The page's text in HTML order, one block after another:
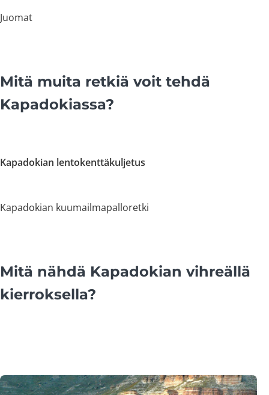
Juomat
Mitä muita retkiä voit tehdä
Kapadokiassa?
Kapadokian lentokenttäkuljetus
Kapadokian kuumailmapalloretki
Mitä nähdä Kapadokian vihreällä
kierroksella?